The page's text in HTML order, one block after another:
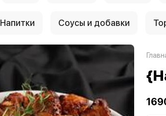
Напитки Соусы и добавки